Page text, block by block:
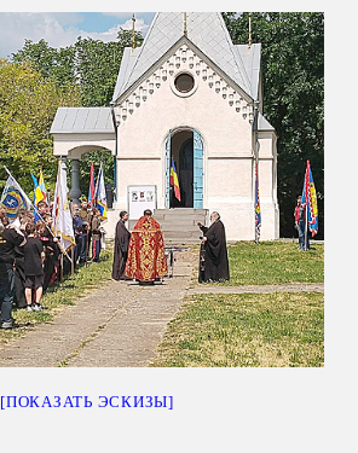
[ПОКАЗАТЬ ЭСКИЗЫ]